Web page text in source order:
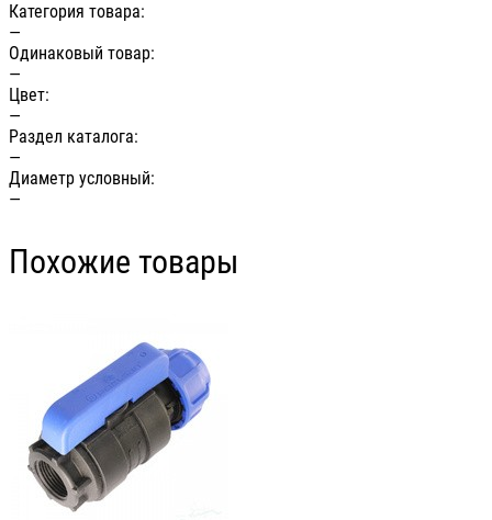
Категория товара:
—
Одинаковый товар:
—
Цвет:
—
Раздел каталога:
—
Диаметр условный:
—
Похожие товары